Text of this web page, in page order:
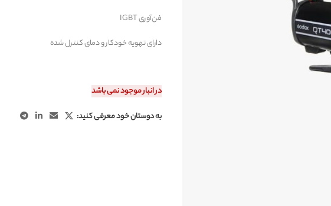
فن‌آوری IGBT
دارای تهویه خودکار و دمای کنترل شده
در انبار موجود نمی باشد
به دوستان خود معرفی کنید: